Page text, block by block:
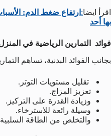
اقرأ ايضا: ارتفاع ضغط الدم:
بها أحد
فوائد التمارين الرياضية في
بجانب الفوائد البدنية، تساهم
تقليل مستويات التوتر.
تعزيز المزاج.
وزيادة القدرة على التركيز.
وسيلة رائعة للاسترخاء.
والتخلص من الطاقة